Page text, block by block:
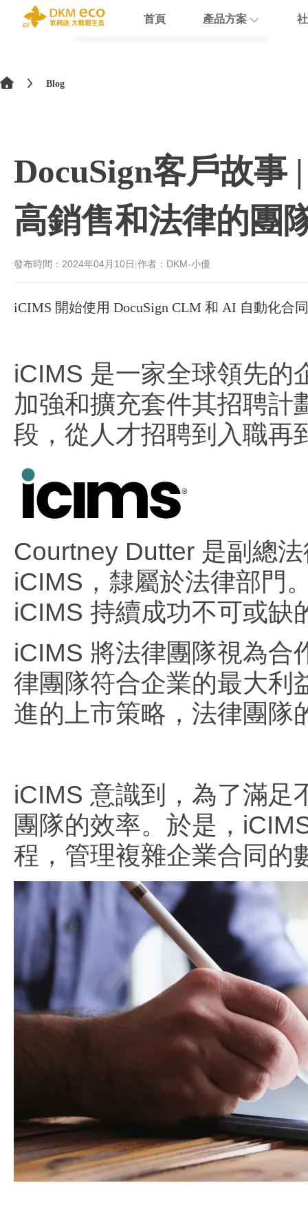
首頁 產品方案
Intercom
Sumsub
简体中文Blog
DocuSign客戶故事
高銷售和法律的團
發布時間： 2024年04月10日 |作者：DKM-小優
iCIMS 開始使用 DocuSign CLM 和 AI 自動化合
iCIMS 是一家全球領先的
加強和擴充套件其招聘計
段，從人才招聘到入職再
Courtney Dutter 是副總
iCIMS，隸屬於法律部門
iCIMS 持續成功不可或缺
iCIMS 將法律團隊視為合
律團隊符合企業的最大利
進的上市策略，法律團隊
iCIMS 意識到，為了滿足
團隊的效率。於是，
程，管理複雜企業合同的